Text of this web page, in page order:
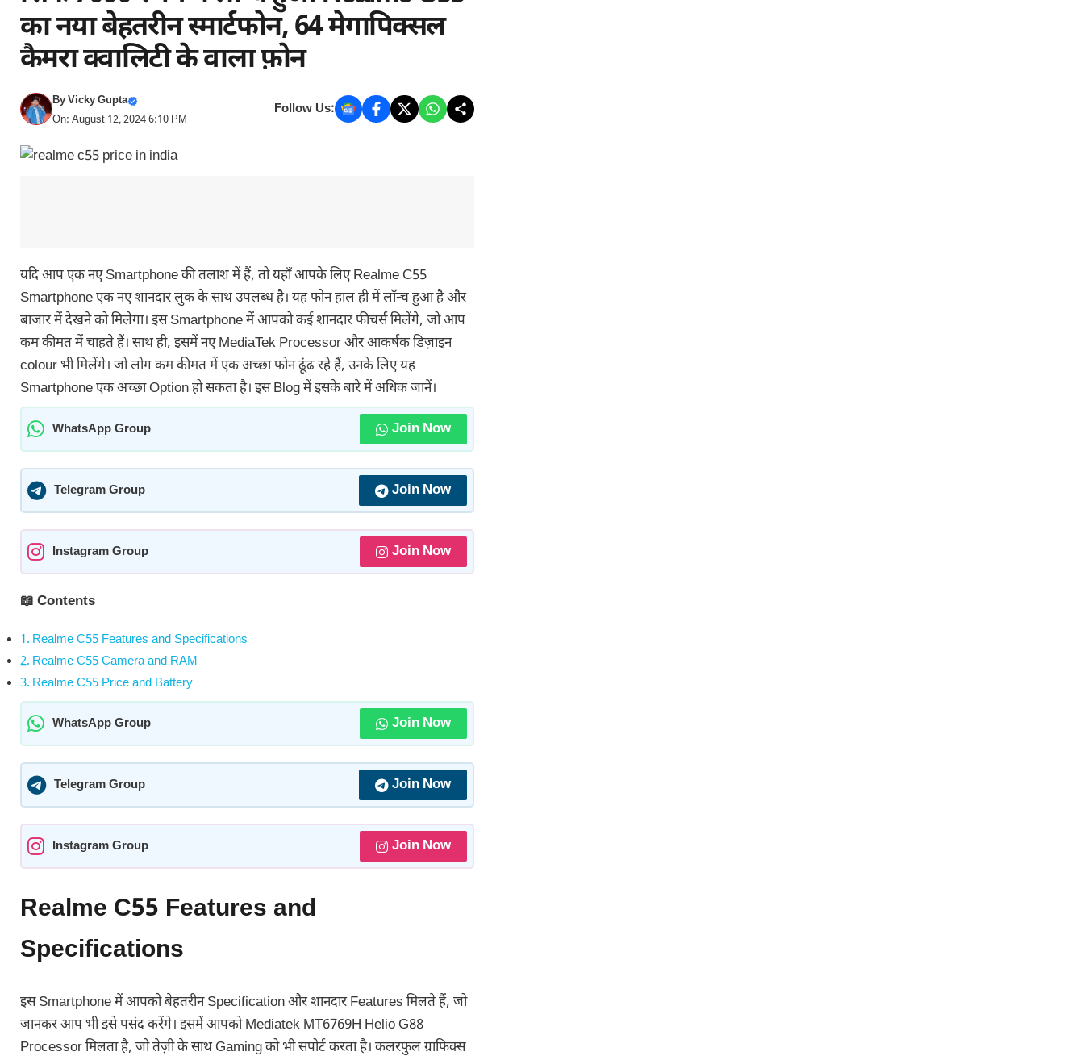
का नया बेहतरीन स्मार्टफोन, 64 मेगापिक्सल
कैमरा क्वालिटी के वाला फ़ोन
ByVicky Gupta
On: August 12, 2024 6:10 PM
Follow Us:
यदि आप एक नए Smartphone की तलाश में हैं, तो यहाँ आपके लिए Realme C55
Smartphone एक नए शानदार लुक के साथ उपलब्ध है। यह फोन हाल ही में लॉन्च हुआ है और
बाजार में देखने को मिलेगा। इस Smartphone में आपको कई शानदार फीचर्स मिलेंगे, जो आप
कम कीमत में चाहते हैं। साथ ही, इसमें नए MediaTek Processor और आकर्षक डिज़ाइन
colour भी मिलेंगे। जो लोग कम कीमत में एक अच्छा फोन ढूंढ रहे हैं, उनके लिए यह
Smartphone एक अच्छा Option हो सकता है। इस Blog में इसके बारे में अधिक जानें।
WhatsApp Group Join Now
Telegram Group Join Now
Instagram Group Join Now
📖 Contents
Realme C55 Features and Specifications
Realme C55 Camera and RAM
Realme C55 Price and Battery
WhatsApp Group Join Now
Telegram Group Join Now
Instagram Group Join Now
Realme C55 Features and
Specifications
इस Smartphone में आपको बेहतरीन Specification और शानदार Features मिलते हैं, जो
जानकर आप भी इसे पसंद करेंगे। इसमें आपको Mediatek MT6769H Helio G88
Processor मिलता है, जो तेज़ी के साथ Gaming को भी सपोर्ट करता है। कलरफुल ग्राफिक्स